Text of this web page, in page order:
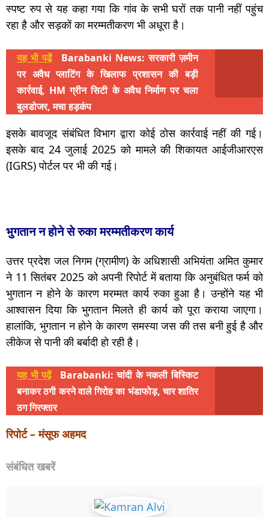
स्पष्ट रुप से यह कहा गया कि गांव के सभी घरों तक पानी नहीं पहुंच
रहा है और सड़कों का मरम्मतीकरण भी अधूरा है।
यह भी पढ़ें
Barabanki News: सरकारी ज़मीन
पर अवैध प्लाटिंग के खिलाफ प्रशासन की बड़ी
कार्रवाई, HM ग्रीन सिटी के अवैध निर्माण पर चला
बुलडोजर, मचा हड़कंप
इसके बावजूद संबंधित विभाग द्वारा कोई ठोस कार्रवाई नहीं की गई।
इसके बाद 24 जुलाई 2025 को मामले की शिकायत आईजीआरएस
(IGRS) पोर्टल पर भी की गई।
भुगतान न होने से रुका मरम्मतीकरण कार्य
उत्तर प्रदेश जल निगम (ग्रामीण) के अधिशासी अभियंता अमित कुमार
ने 11 सितंबर 2025 को अपनी रिपोर्ट में बताया कि अनुबंधित फर्म को
भुगतान न होने के कारण मरम्मत कार्य रुका हुआ है। उन्होंने यह भी
आश्वासन दिया कि भुगतान मिलते ही कार्य को पूरा कराया जाएगा।
हालांकि, भुगतान न होने के कारण समस्या जस की तस बनी हुई है और
लीकेज से पानी की बर्बादी हो रही है।
यह भी पढ़ें
Barabanki: चांदी के नकली बिस्किट
बनाकर ठगी करने वाले गिरोह का भंडाफोड़, चार शातिर
ठग गिरफ्तार
रिपोर्ट – मंसूफ अहमद
संबंधित खबरें